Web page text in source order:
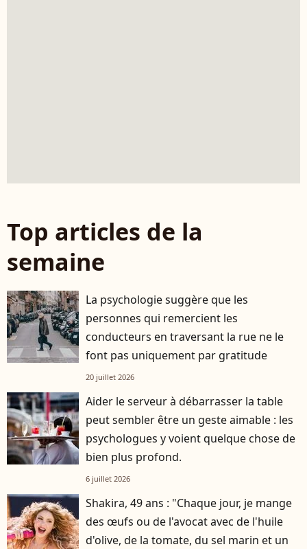
Top articles de la
semaine
La psychologie suggère que les
personnes qui remercient les
conducteurs en traversant la rue ne le
font pas uniquement par gratitude
20 juillet 2026
Aider le serveur à débarrasser la table
peut sembler être un geste aimable : les
psychologues y voient quelque chose de
bien plus profond.
6 juillet 2026
Shakira, 49 ans : "Chaque jour, je mange
des œufs ou de l'avocat avec de l'huile
d'olive, de la tomate, du sel marin et un